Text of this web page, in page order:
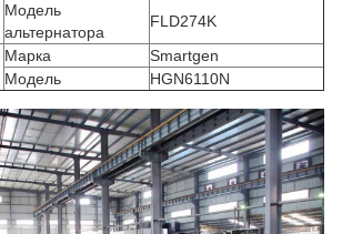
Модель
альтернатора
FLD274K
Марка
Smartgen
Модель
HGN6110N